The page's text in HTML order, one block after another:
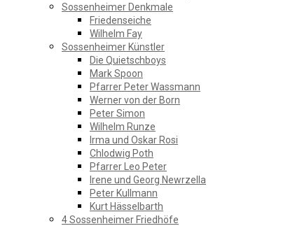
Sossenheimer Denkmale
Friedenseiche
Wilhelm Fay
Sossenheimer Künstler
Die Quietschboys
Mark Spoon
Pfarrer Peter Wassmann
Werner von der Born
Peter Simon
Wilhelm Runze
Irma und Oskar Rosi
Chlodwig Poth
Pfarrer Leo Peter
Irene und Georg Newrzella
Peter Kullmann
Kurt Hässelbarth
4 Sossenheimer Friedhöfe